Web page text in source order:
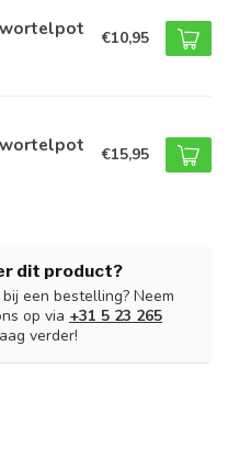
€10,95
€15,95
dit product?
een bestelling? Neem
op via +31 5 23 265
verder!